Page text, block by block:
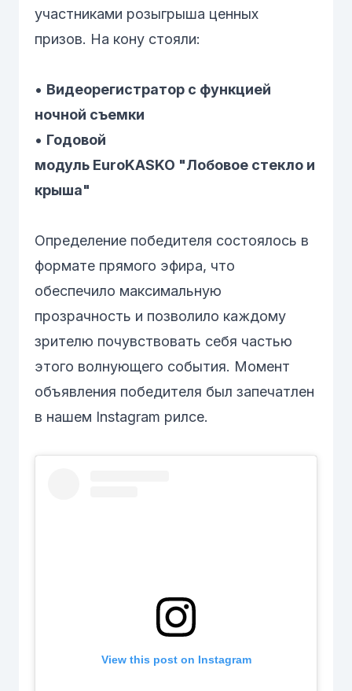
участниками розыгрыша ценных
призов. На кону стояли:
• Видеорегистратор с функцией
ночной съемки
• Годовой
модуль EuroKASKO "Лобовое стекло и
крыша"
Определение победителя состоялось в
формате прямого эфира, что
обеспечило максимальную
прозрачность и позволило каждому
зрителю почувствовать себя частью
этого волнующего события. Момент
объявления победителя был запечатлен
в нашем Instagram рилсе.
View this post on Instagram